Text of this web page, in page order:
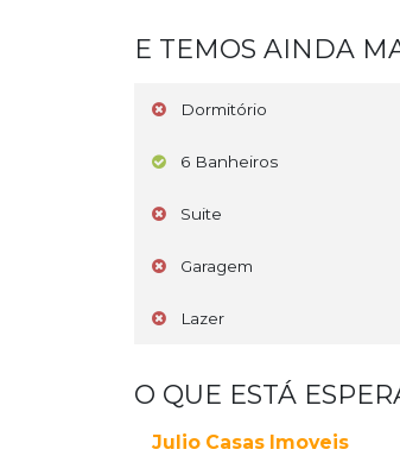
E TEMOS AINDA
Dormitório
6 Banheiros
Suite
Garagem
Lazer
O QUE ESTÁ
Julio Casas Imoveis